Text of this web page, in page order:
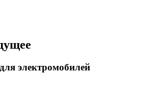
электромобилей